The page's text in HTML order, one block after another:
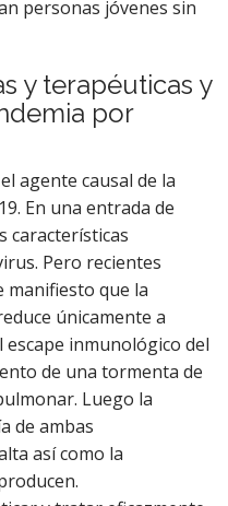
personas jóvenes sin
y terapéuticas y
por
agente causal de la
En una entrada de
características
Pero recientes
manifiesto que la
únicamente a
inmunológico del
de una tormenta de
Luego la
de ambas
así como la